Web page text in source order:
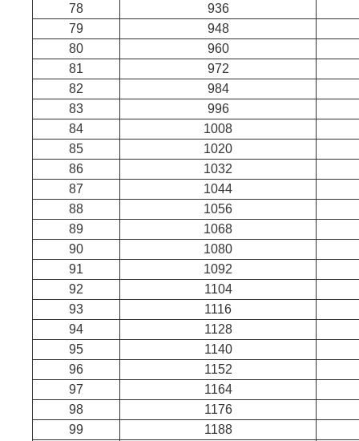
78
936
79
948
80
960
81
972
82
984
83
996
84
1008
85
1020
86
1032
87
1044
88
1056
89
1068
90
1080
91
1092
92
1104
93
1116
94
1128
95
1140
96
1152
97
1164
98
1176
99
1188